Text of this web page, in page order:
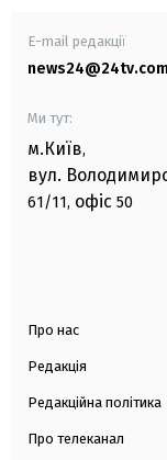
E-mail редакції
Ми тут:
м.Київ,
вул.
61/11, офіс 50
Про нас
Редакція
Редакційна політика
Про телеканал